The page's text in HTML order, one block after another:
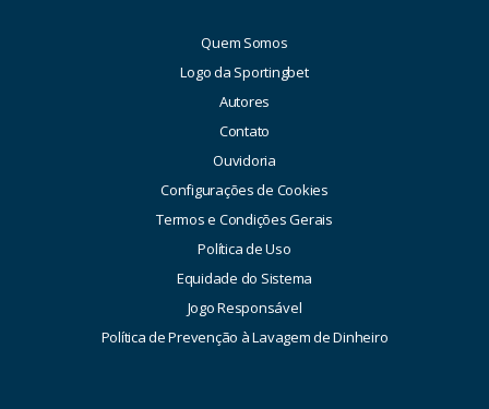
Quem Somos
Logo da Sportingbet
Autores
Contato
Ouvidoria
Configurações de Cookies
Termos e Condições Gerais
Política de Uso
Equidade do Sistema
Jogo Responsável
Política de Prevenção à Lavagem de Dinheiro